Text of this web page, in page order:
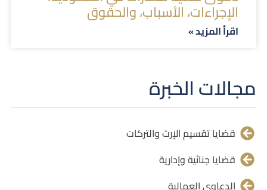
الإجراءات، الأسباب، والحقوق
اقرأ المزيد »
مجالات الخبرة
قضايا تقسيم الإرث والتركات
قضايا جنائية وإدارية
الدعاوى العمالية